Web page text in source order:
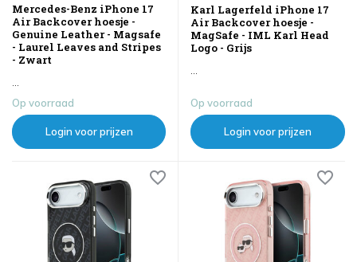
Mercedes-Benz iPhone 17
Air Backcover hoesje -
Genuine Leather - Magsafe
- Laurel Leaves and Stripes
- Zwart
Op voorraad
Login voor prijzen
Karl Lagerfeld iPhone 17
Air Backcover hoesje -
MagSafe - IML Karl Head
Logo - Grijs
Op voorraad
Login voor prijzen